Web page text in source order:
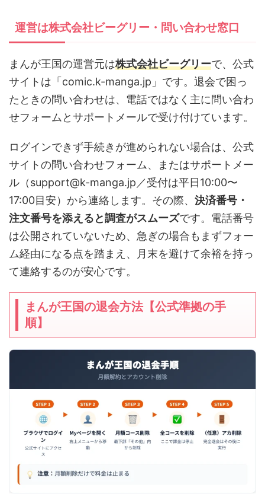
運営は株式会社ビーグリー・問い合わせ窓口
まんが王国の運営元は株式会社ビーグリーで、公式
サイトは「comic.k-manga.jp」です。退会で困っ
たときの問い合わせは、電話ではなく主に問い合わ
せフォームとサポートメールで受け付けています。
ログインできず手続きが進められない場合は、公式
サイトの問い合わせフォーム、またはサポートメー
ル（support@k-manga.jp／受付は平日10:00〜
17:00目安）から連絡します。その際、 決済番号・
注文番号を添えると調査がスムーズです。電話番号
は公開されていないため、急ぎの場合もまずフォー
ム経由になる点を踏まえ、月末を避けて余裕を持っ
て連絡するのが安心です。
まんが王国の退会方法【公式準拠の手
順】